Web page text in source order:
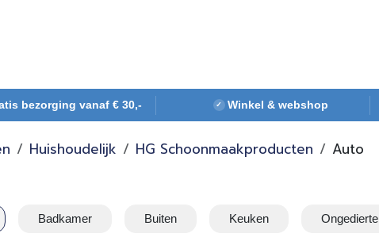
bezorging vanaf € 30,- ✓ Winkel & webshop
Huishoudelijk HG Schoonmaakproducten Auto
Badkamer Buiten Keuken Ongedierte